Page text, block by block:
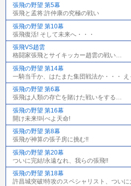
張飛の野望 第5幕
張飛と孟将:許仲康の究極の戦い
張飛の野望 第10幕
張飛復活! そして未来へ・・・
張飛VS趙雲
格闘家張飛とサイキッカー趙雲の戦い…
張飛の野望 第14幕
一騎当千か、はたまた集団戦法か・・・
張飛の野望 第6幕
張飛は人類の存亡を賭けた戦いをする…
張飛の野望 第16幕
開け未来!叫べよ天命!
張飛の野望 第8幕
張飛が神算の張子房に挑む!!
張飛の野望 第20幕
ついに完結!永遠なれ、我らの張飛!!
張飛の野望 第18幕
許昌城突破!特攻のスペシャリスト、つい